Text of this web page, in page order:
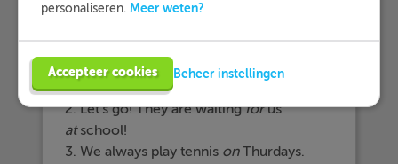
1. You can find the books
2. Let's go! They are waitingforus
atschool!
3. We always play tennis onThurdays.
personaliseren. Meer weten?
Accepteer cookies Beheer instellingen